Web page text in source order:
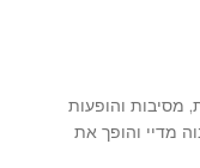
מסיבות והופעות
מדיי והופך את